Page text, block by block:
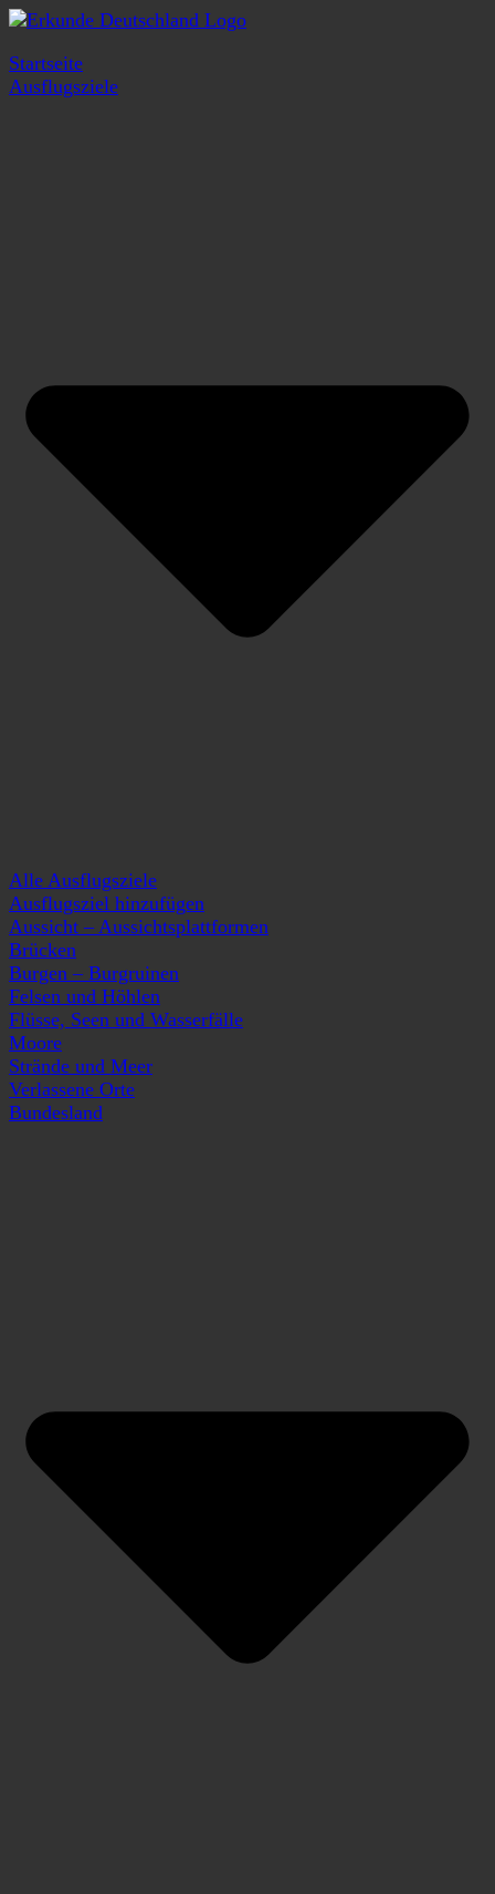
Startseite
Ausflugsziele
Alle Ausflugsziele
Ausflugsziel hinzufügen
Aussicht – Aussichtsplattformen
Brücken
Burgen – Burgruinen
Felsen und Höhlen
Flüsse, Seen und Wasserfälle
Moore
Strände und Meer
Verlassene Orte
Bundesland